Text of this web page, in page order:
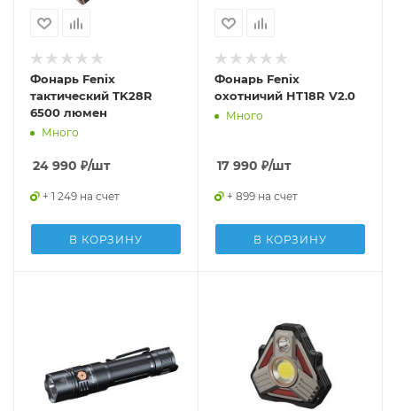
Фонарь Fenix
тактический TK28R
6500 люмен
Много
24 990 ₽/шт
+ 1 249 на счет
В КОРЗИНУ
Фонарь Fenix
охотничий HT18R V2.0
Много
17 990 ₽/шт
+ 899 на счет
В КОРЗИНУ